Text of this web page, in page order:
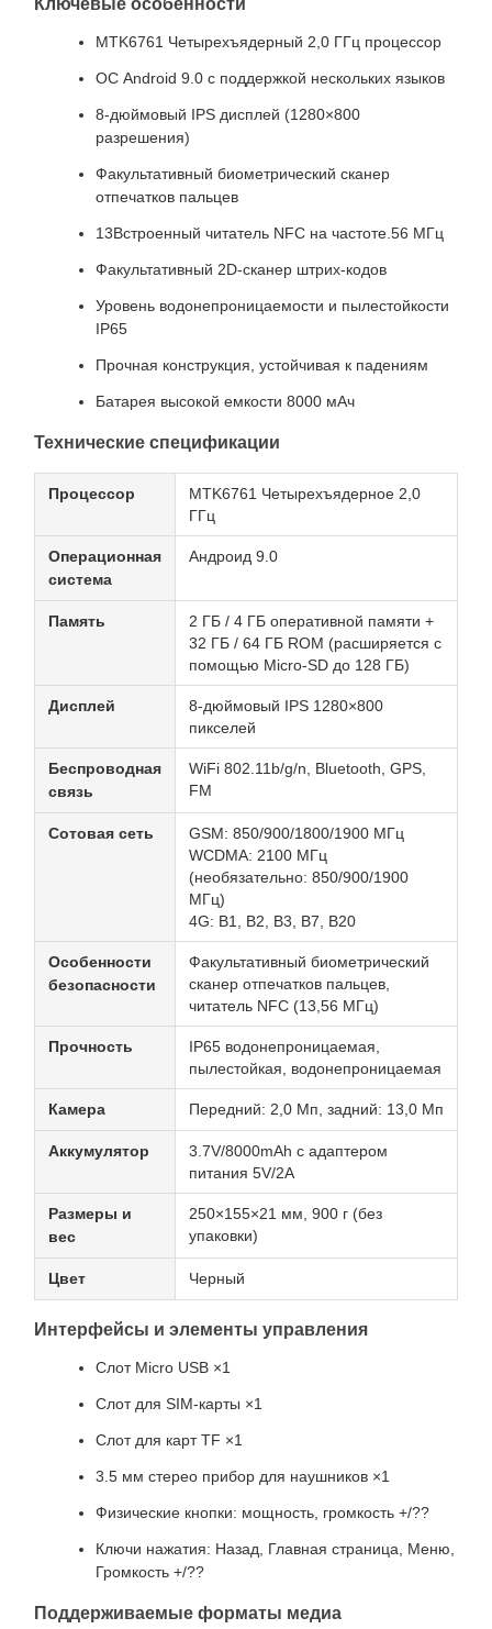
Ключевые особенности
MTK6761 Четырехъядерный 2,0 ГГц процессор
ОС Android 9.0 с поддержкой нескольких языков
8-дюймовый IPS дисплей (1280×800
разрешения)
Факультативный биометрический сканер
отпечатков пальцев
13Встроенный читатель NFC на частоте.56 МГц
Факультативный 2D-сканер штрих-кодов
Уровень водонепроницаемости и пылестойкости
IP65
Прочная конструкция, устойчивая к падениям
Батарея высокой емкости 8000 мАч
Технические спецификации
Процессор
MTK6761 Четырехъядерное 2,0
ГГц
Операционная
система
Андроид 9.0
Память
2 ГБ / 4 ГБ оперативной памяти +
32 ГБ / 64 ГБ ROM (расширяется с
помощью Micro-SD до 128 ГБ)
Дисплей
8-дюймовый IPS 1280×800
пикселей
Беспроводная
связь
WiFi 802.11b/g/n, Bluetooth, GPS,
FM
Сотовая сеть
GSM: 850/900/1800/1900 МГц
WCDMA: 2100 МГц
(необязательно: 850/900/1900
МГц)
4G: B1, B2, B3, B7, B20
Особенности
безопасности
Факультативный биометрический
сканер отпечатков пальцев,
читатель NFC (13,56 МГц)
Прочность
IP65 водонепроницаемая,
пылестойкая, водонепроницаемая
Камера Передний: 2,0 Мп, задний: 13,0 Мп
Аккумулятор
3.7V/8000mAh с адаптером
питания 5V/2A
Размеры и
вес
250×155×21 мм, 900 г (без
упаковки)
Цвет Черный
Интерфейсы и элементы управления
Слот Micro USB ×1
Слот для SIM-карты ×1
Слот для карт TF ×1
3.5 мм стерео прибор для наушников ×1
Физические кнопки: мощность, громкость +/??
Ключи нажатия: Назад, Главная страница, Меню,
Громкость +/??
Поддерживаемые форматы медиа